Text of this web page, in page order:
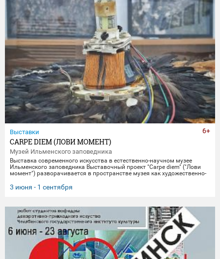
Выставки
CARPE DIEM (ЛОВИ МОМЕНТ)
Музей Ильменского заповедника
Выставка современного искусства в естественно-научном музее
Ильменского заповедника Выставочный проект "Carpe diem" ("Лови
момент") разворачивается в пространстве музея как художественно-
Включая в себя элементы био-арта, академической точности и
концептуального искусства, экспозиция предлагает зрителю
одновременно в далекое прошлое Земли и в её цифровое будущее.
Белое, изо
3 июня - 1 сентября
6+